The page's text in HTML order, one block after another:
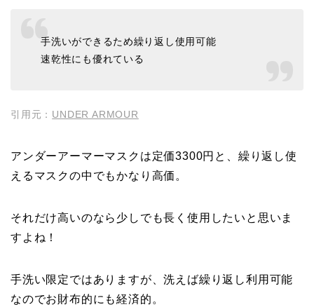
手洗いができるため繰り返し使用可能
速乾性にも優れている
引用元： UNDER ARMOUR
アンダーアーマーマスクは定価3300円と、繰り返し使
えるマスクの中でもかなり高価。
それだけ高いのなら少しでも長く使用したいと思いま
すよね！
手洗い限定ではありますが、洗えば繰り返し利用可能
なのでお財布的にも経済的。